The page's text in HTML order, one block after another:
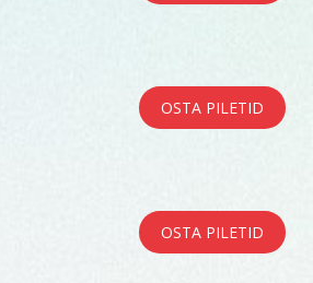
OSTA PILETID
OSTA PILETID